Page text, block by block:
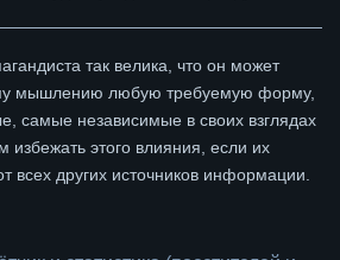
так велика, что он может
мышлению любую требуемую форму,
самые независимые в своих взглядах
избежать этого влияния, если их
всех других источников информации.